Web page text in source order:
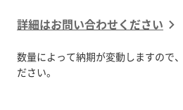
詳細はお問い合わせください
数量によって納期が変動しますので
ださい。